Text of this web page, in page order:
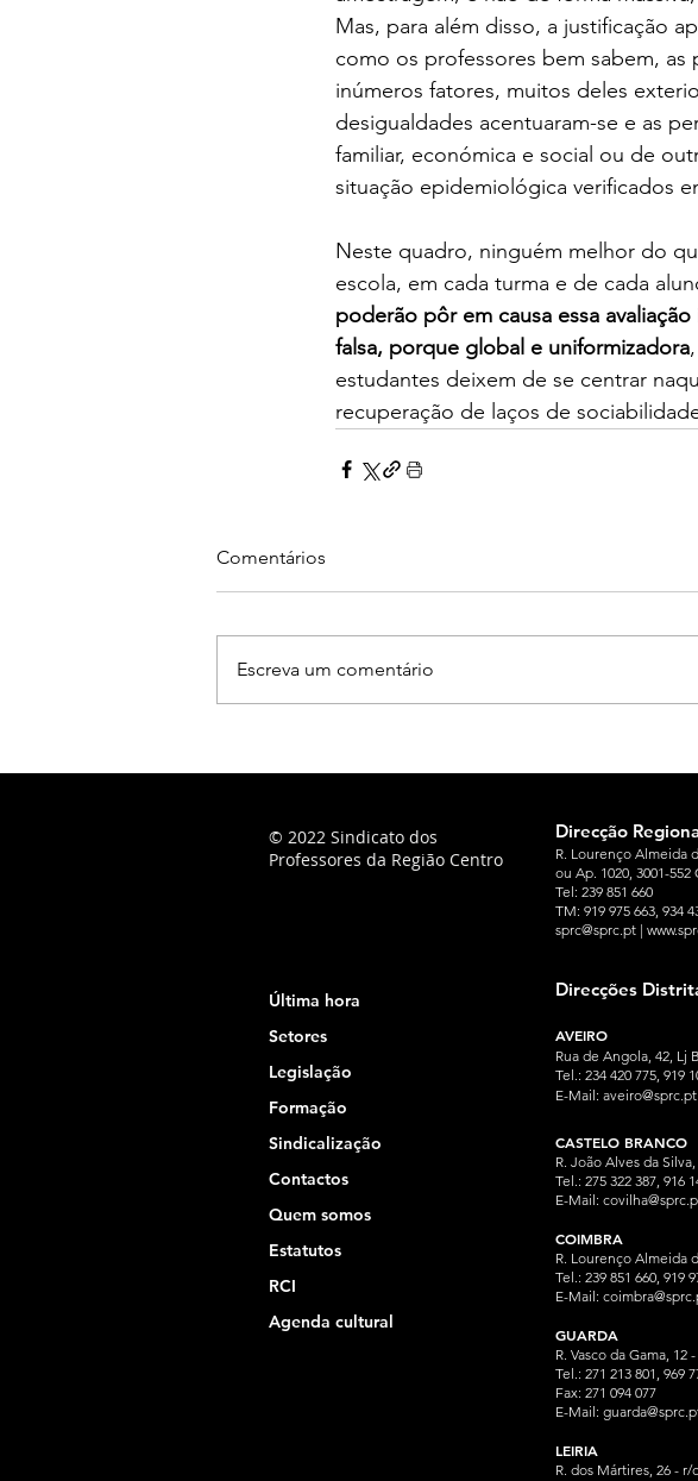
Mas, para além disso, a justificação
como os professores bem sabem,
inúmeros fatores, muitos deles
desigualdades acentuaram-se e as
familiar, económica e social ou de
situação epidemiológica verificados
Neste quadro, ninguém melhor do
escola, em cada turma e de cada
poderão pôr em causa essa
falsa, porque global e uniformizadora
estudantes deixem de se centrar
recuperação de laços de
Comentários
Escreva um comentário
© 2022 Sindicato dos
Professores da Região Centro
Direcção
R. Lourenço Almeida
ou Ap. 1020, 3001-552
Tel: 239 851 660
TM: 919 975 663, 934
sprc@sprc.pt |
Última hora
Setores
Legislação
Formação
Sindicalização
Contactos
Quem somos
Estatutos
RCI
Agenda cultural
Direcções
AVEIRO
Rua de Angola, 42, Lj
Tel.: 234 420 775, 919
E-Mail: aveiro@sprc.pt
CASTELO BRANCO
R. João Alves da
Tel.: 275 322 387, 916
E-Mail:
COIMBRA
R. Lourenço Almeida
Tel.: 239 851 660, 919
E-Mail:
GUARDA
R. Vasco da Gama, 12
Tel.: 271 213 801, 969
Fax: 271 094 077
E-Mail:
LEIRIA
R. dos Mártires, 26 - r/